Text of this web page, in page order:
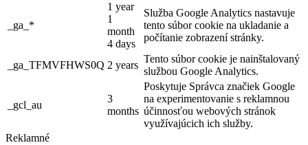
_ga_*
1 year
1
month
4 days
Služba Google Analytics nastavuje
tento súbor cookie na ukladanie a
počítanie zobrazení stránky.
_ga_TFMVFHWS0Q 2 years
Tento súbor cookie je nainštalovaný
službou Google Analytics.
_gcl_au
3
months
Poskytuje Správca značiek Google
na experimentovanie s reklamnou
účinnosťou webových stránok
využívajúcich ich služby.
Reklamné